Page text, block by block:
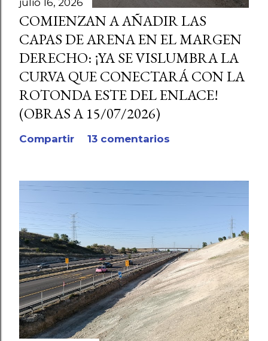
julio 16, 2026
COMIENZAN A AÑADIR LAS
CAPAS DE ARENA EN EL MARGEN
DERECHO: ¡YA SE VISLUMBRA LA
CURVA QUE CONECTARÁ CON LA
ROTONDA ESTE DEL ENLACE!
(OBRAS A 15/07/2026)
Compartir 13 comentarios